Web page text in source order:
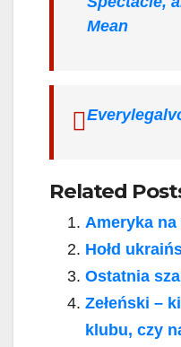
Mean
Related
Ameryka
Hołd
Ostatnia
Zełeński –
klubu, czy